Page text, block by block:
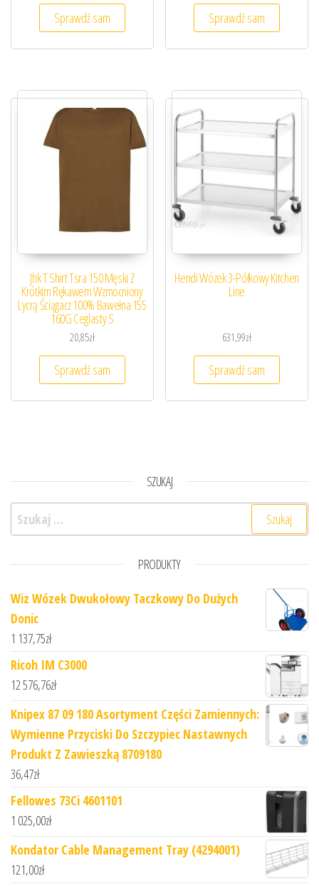
Sprawdź sam Sprawdź sam
Jhk T Shirt Tsra 150 Męski Z
Krótkim Rękawem Wzmocniony
Lycrą Ściągacz 100% Bawełna 155
160G Ceglasty S
20,85zł
Sprawdź sam
Hendi Wózek 3-Półkowy Kitchen
Line
631,99zł
Sprawdź sam
SZUKAJ
Szukaj:
PRODUKTY
Wiz Wózek Dwukołowy Taczkowy Do Dużych
Donic
1 137,75zł
Ricoh IM C3000
12 576,76zł
Knipex 87 09 180 Asortyment Części Zamiennych:
Wymienne Przyciski Do Szczypiec Nastawnych
Produkt Z Zawieszką 8709180
36,47zł
Fellowes 73Ci 4601101
1 025,00zł
Kondator Cable Management Tray (4294001)
121,00zł